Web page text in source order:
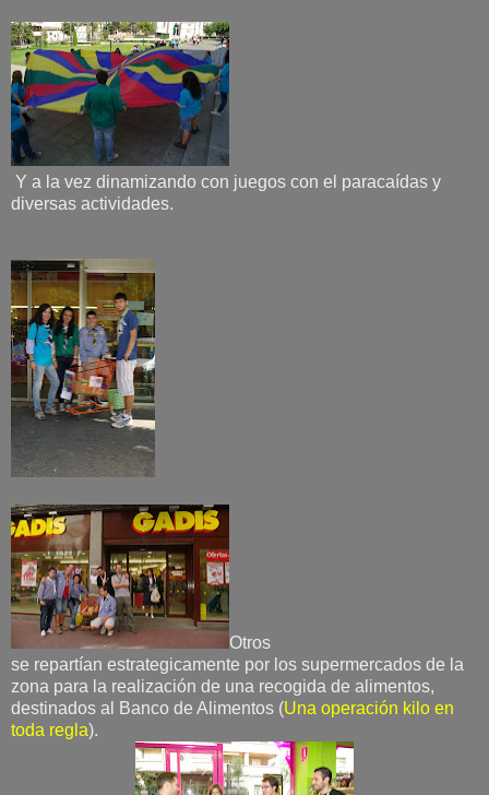
Y a la vez dinamizando con juegos con el paracaídas y
diversas actividades.
Otros
se repartían estrategicamente por los supermercados de la
zona para la realización de una recogida de alimentos,
destinados al Banco de Alimentos (Una operación kilo en
toda regla).